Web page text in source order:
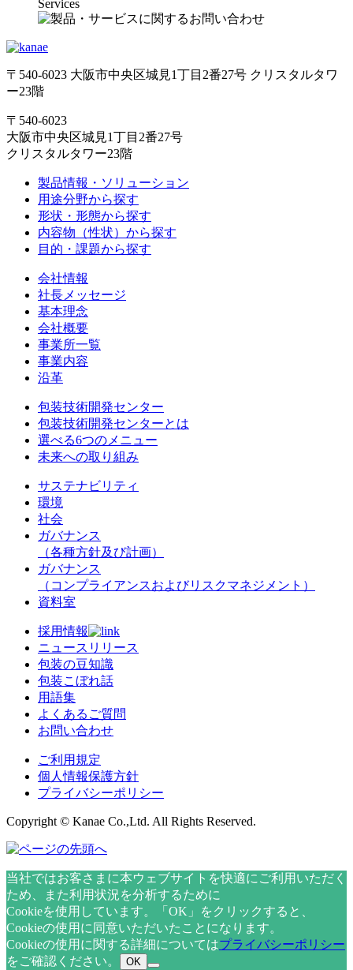
Services
〒540-6023 大阪市中央区城見1丁目2番27号 クリスタルタワ
ー23階
〒540-6023
大阪市中央区城見1丁目2番27号
クリスタルタワー23階
製品情報・ソリューション
用途分野から探す
形状・形態から探す
内容物（性状）から探す
目的・課題から探す
会社情報
社長メッセージ
基本理念
会社概要
事業所一覧
事業内容
沿革
包装技術開発センター
包装技術開発センターとは
選べる6つのメニュー
未来への取り組み
サステナビリティ
環境
社会
ガバナンス
（各種方針及び計画）
ガバナンス
（コンプライアンスおよびリスクマネジメント）
資料室
採用情報
ニュースリリース
包装の豆知識
包装こぼれ話
用語集
よくあるご質問
お問い合わせ
ご利用規定
個人情報保護方針
プライバシーポリシー
Copyright © Kanae Co.,Ltd. All Rights Reserved.
当社ではお客さまに本ウェブサイトを快適にご利用いただく
ため、また利用状況を分析するために
Cookieを使用しています。「OK」をクリックすると、
Cookieの使用に同意いただいたことになります。
Cookieの使用に関する詳細についてはプライバシーポリシー
をご確認ください。
OK